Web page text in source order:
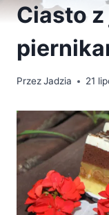
Ciasto z
PrzezJadzia 21